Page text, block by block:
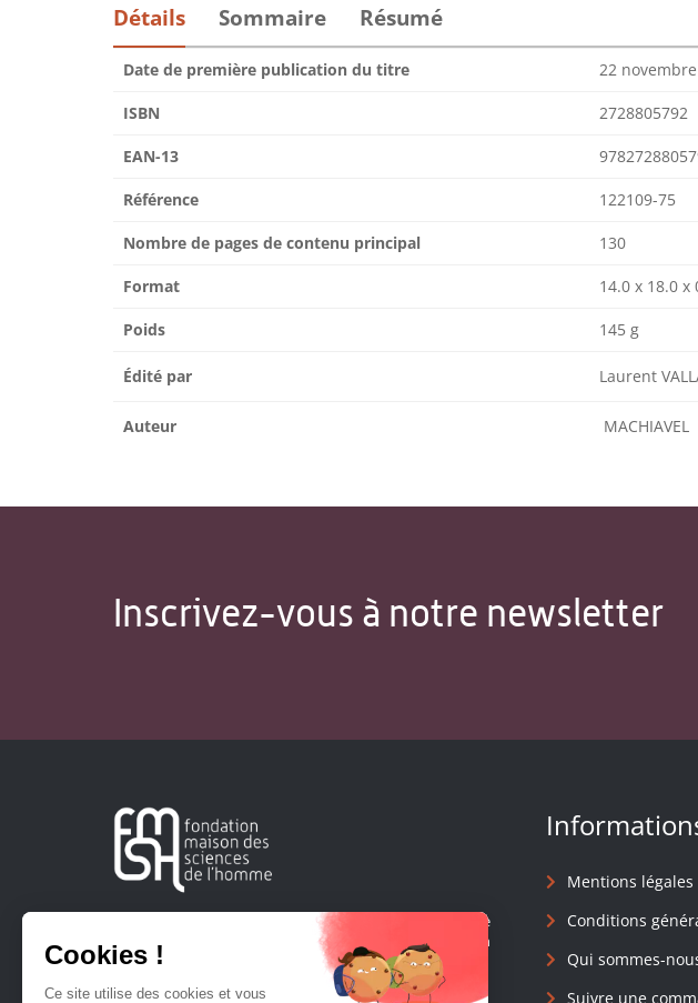
Détails Sommaire Résumé
Date de première publication du titre 22
ISBN 2728805792
EAN-13
Référence 122109-75
Nombre de pages de contenu principal 130
Format 14.0 x 18.0 x
Poids 145 g
Édité par Laurent
Auteur MACHIAVEL
Inscrivez-vous à notre newsletter
Créée en 1963, la Fondation Maison Sciences de l'Homme
soutient la recherche et la diffusion des connaissances en
sciences humaines et sociales.
Mentions légales
Conditions
Qui sommes-
Suivre une